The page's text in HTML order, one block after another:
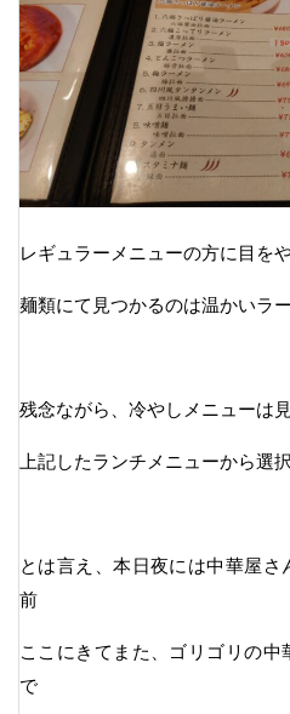
レギュラーメニューの方に目を
麺類にて見つかるのは温かいラ
残念ながら、冷やしメニューは
上記したランチメニューから選
とは言え、本日夜には中華屋
前
ここにきてまた、ゴリゴリの中
で